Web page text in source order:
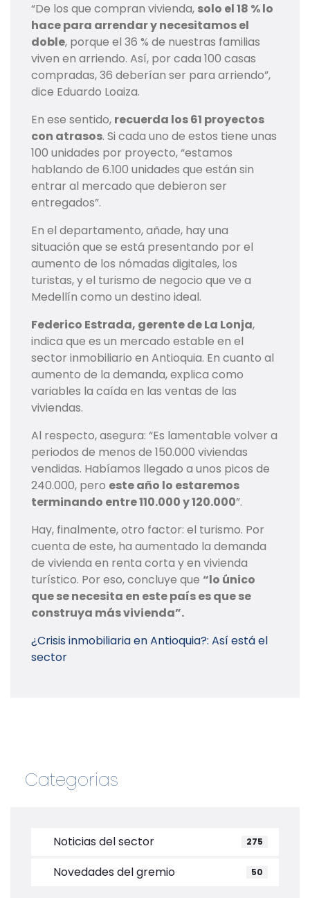
“De los que compran vivienda, solo el 18 % lo
hace para arrendar y necesitamos el
doble, porque el 36 % de nuestras familias
viven en arriendo. Así, por cada 100 casas
compradas, 36 deberían ser para arriendo”,
dice Eduardo Loaiza.
En ese sentido, recuerda los 61 proyectos
con atrasos. Si cada uno de estos tiene unas
100 unidades por proyecto, “estamos
hablando de 6.100 unidades que están sin
entrar al mercado que debieron ser
entregados”.
En el departamento, añade, hay una
situación que se está presentando por el
aumento de los nómadas digitales, los
turistas, y el turismo de negocio que ve a
Medellín como un destino ideal.
Federico Estrada, gerente de La Lonja,
indica que es un mercado estable en el
sector inmobiliario en Antioquia. En cuanto al
aumento de la demanda, explica como
variables la caída en las ventas de las
viviendas.
Al respecto, asegura: “Es lamentable volver a
periodos de menos de 150.000 viviendas
vendidas. Habíamos llegado a unos picos de
240.000, pero este año lo estaremos
terminando entre 110.000 y 120.000”.
Hay, finalmente, otro factor: el turismo. Por
cuenta de este, ha aumentado la demanda
de vivienda en renta corta y en vivienda
turístico. Por eso, concluye que “lo único
que se necesita en este país es que se
construya más vivienda”.
¿Crisis inmobiliaria en Antioquia?: Así está el
sector
Categorias
Noticias del sector 275
Novedades del gremio 50